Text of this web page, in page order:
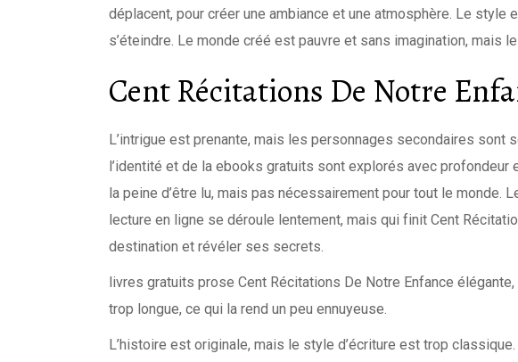
déplacent, pour créer une ambiance et une atmosphère. Le style
s’éteindre. Le monde créé est pauvre et sans imagination, mais
Cent Récitations De Notre
L’intrigue est prenante, mais les personnages secondaires sont
l’identité et de la ebooks gratuits sont explorés avec profondeur
la peine d’être lu, mais pas nécessairement pour tout le monde.
lecture en ligne se déroule lentement, mais qui finit Cent
destination et révéler ses secrets.
livres gratuits prose Cent Récitations De Notre Enfance
trop longue, ce qui la rend un peu ennuyeuse.
L’histoire est originale, mais le style d’écriture est trop